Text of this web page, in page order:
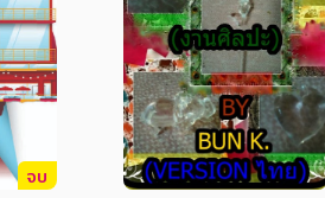
จบ